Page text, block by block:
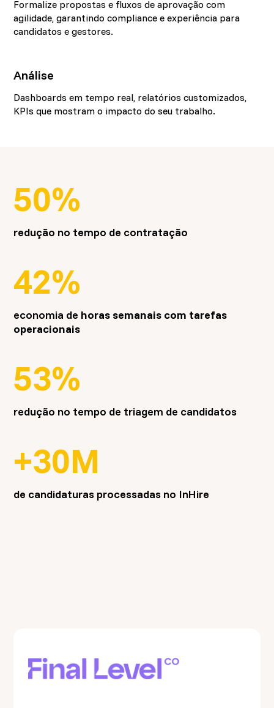
Formalize propostas e fluxos de aprovação com
agilidade, garantindo compliance e experiência para
candidatos e gestores.
Análise
Dashboards em tempo real, relatórios customizados,
KPIs que mostram o impacto do seu trabalho.
50%
redução no tempo de contratação
42%
economia de horas semanais com tarefas
operacionais
53%
redução no tempo de triagem de candidatos
+30M
de candidaturas processadas no InHire